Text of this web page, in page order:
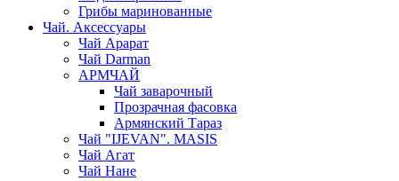
Грибы маринованные
Чай. Аксессуары
Чай Арарат
Чай Darman
АРМЧАЙ
Чай заварочный
Прозрачная фасовка
Армянский Тараз
Чай "IJEVAN". MASIS
Чай Агат
Чай Нане